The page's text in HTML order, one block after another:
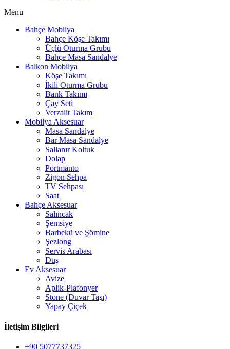
Menu
Bahçe Mobilya
Bahçe Köşe Takımı
Üçlü Oturma Grubu
Bahçe Masa Sandalye
Balkon Mobilya
Köşe Takımı
İkili Oturma Grubu
Bank Takımı
Çay Seti
Verzalit Takım
Mobilya Aksesuar
Masa Sandalye
Bar Masa Sandalye
Sallanır Koltuk
Dolap
Portmanto
Zigon Sehpa
TV Sehpası
Saat
Bahçe Aksesuar
Salıncak
Şemsiye
Barbekü ve Şömine
Şezlong
Servis Arabası
Duş
Ev Aksesuar
Avize
Aplik-Plafonyer
Stone (Duvar Taşı)
Yapay Çiçek
İletişim Bilgileri
+90 5077737325